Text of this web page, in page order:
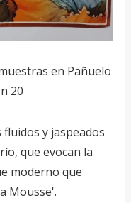
en Pañuelo
20
y jaspeados
que evocan la
moderno que
Mousse'.